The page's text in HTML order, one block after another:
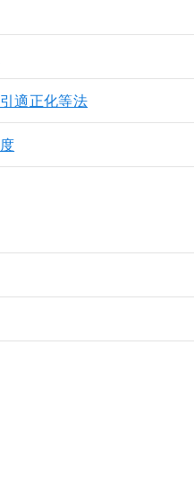
適正化等法